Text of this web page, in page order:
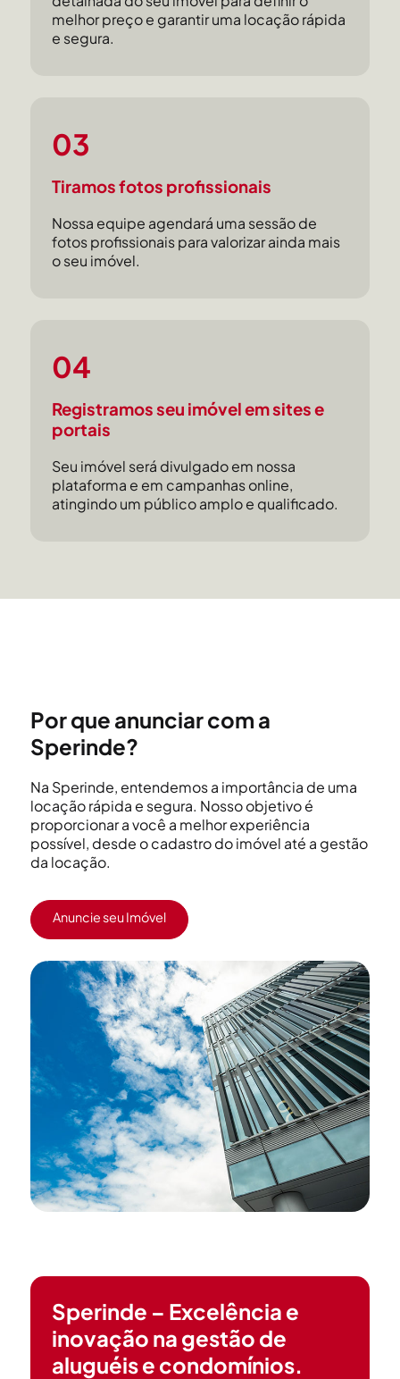
melhor preço e garantir uma locação rápida
e segura.
03
Tiramos fotos profissionais
Nossa equipe agendará uma sessão de
fotos profissionais para valorizar ainda mais
o seu imóvel.
04
Registramos seu imóvel em sites e
portais
Seu imóvel será divulgado em nossa
plataforma e em campanhas online,
atingindo um público amplo e qualificado.
Por que anunciar com a
Sperinde?
Na Sperinde, entendemos a importância de uma
locação rápida e segura. Nosso objetivo é
proporcionar a você a melhor experiência
possível, desde o cadastro do imóvel até a gestão
da locação.
Anuncie seu Imóvel
Sperinde – Excelência e
inovação na gestão de
aluguéis e condomínios.